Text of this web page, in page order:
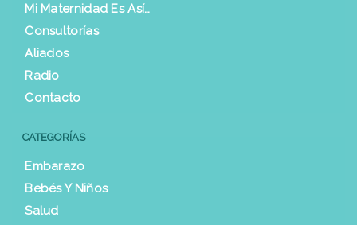
Mi Maternidad Es Así…
Consultorías
Aliados
Radio
Contacto
CATEGORÍAS
Embarazo
Bebés Y Niños
Salud